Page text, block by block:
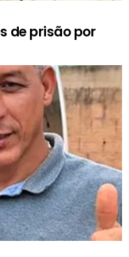
de prisão por